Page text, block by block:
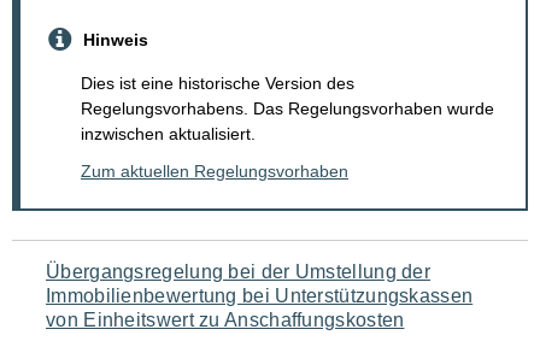
Hinweis
Dies ist eine historische Version des
Regelungsvorhabens. Das Regelungsvorhaben wurde
inzwischen aktualisiert.
Zum aktuellen Regelungsvorhaben
Navigation
für
Übergangsregelung bei der Umstellung der
Immobilienbewertung bei Unterstützungskassen
von Einheitswert zu Anschaffungskosten